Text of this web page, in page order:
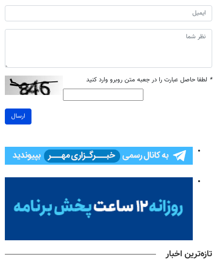
* لطفا حاصل عبارت را در جعبه متن روبرو وارد کنید
ارسال
تازه‌ترین اخبار